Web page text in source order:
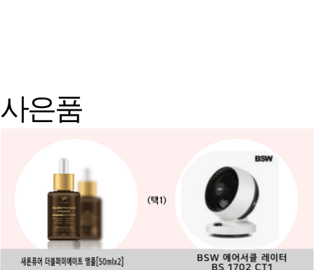
사은품